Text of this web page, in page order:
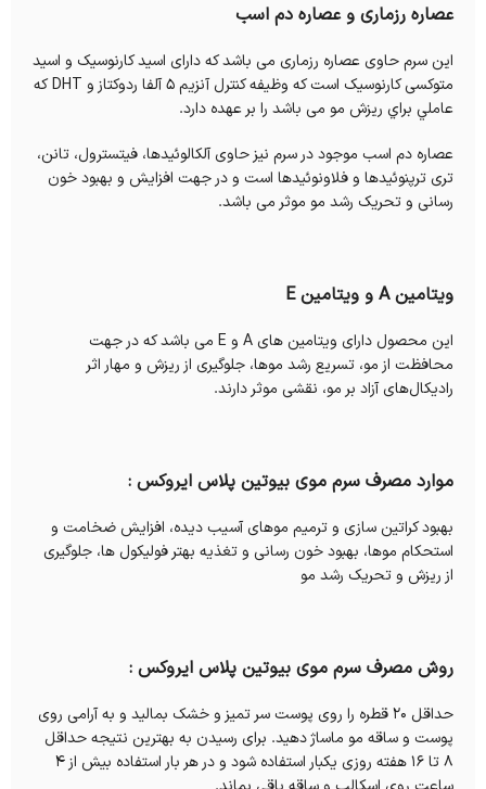
عصاره رزماری و عصاره دم اسب
این سرم حاوی عصاره رزماری می باشد که دارای اسید کارنوسیک و اسید
متوکسی کارنوسیک است که وظیفه کنترل آنزیم 5 آلفا ردوکتاز و DHT كه
عاملي براي ریزش مو می باشد را بر عهده دارد.
عصاره دم اسب موجود در سرم نیز حاوی آلکالوئیدها، فیتسترول، تانن،
تری ترپنوئیدها و فلاونوئیدها است و در جهت افزایش و بهبود خون
رسانی و تحریک رشد مو موثر می باشد.
ویتامین A و ویتامین E
این محصول دارای ویتامین های A و E می باشد که در جهت
محافظت از مو، تسریع رشد موها، جلوگیری از ریزش و مهار اثر
رادیکال‌های آزاد بر مو، نقشی موثر دارند.
موارد مصرف سرم موی بیوتین پلاس ایروکس :
بهبود کراتین سازی و ترمیم موهای آسیب دیده، افزایش ضخامت و
استحکام موها، بهبود خون رسانی و تغذیه بهتر فولیکول ها، جلوگیری
از ریزش و تحریک رشد مو
روش مصرف سرم موی بیوتین پلاس ایروکس :
حداقل 20 قطره را روی پوست سر تمیز و خشک بمالید و به آرامی روی
پوست و ساقه مو ماساژ دهید. برای رسیدن به بهترین نتیجه حداقل
8 تا 16 هفته روزی یکبار استفاده شود و در هر بار استفاده بیش از 4